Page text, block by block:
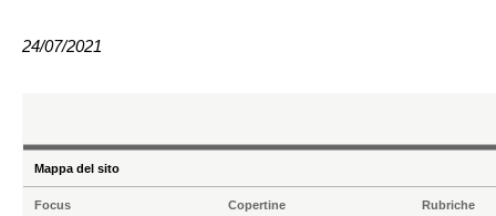
24/07/2021
Mappa del sito
Focus
Copertine
Rubriche